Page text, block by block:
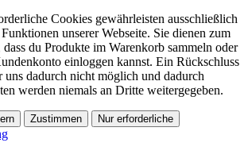
Cookies gewährleisten ausschließlich
unserer Webseite. Sie dienen zum
du Produkte im Warenkorb sammeln oder
einloggen kannst. Ein Rückschluss
uns dadurch nicht möglich und dadurch
werden niemals an Dritte weitergegeben.
Zustimmen Nur erforderliche